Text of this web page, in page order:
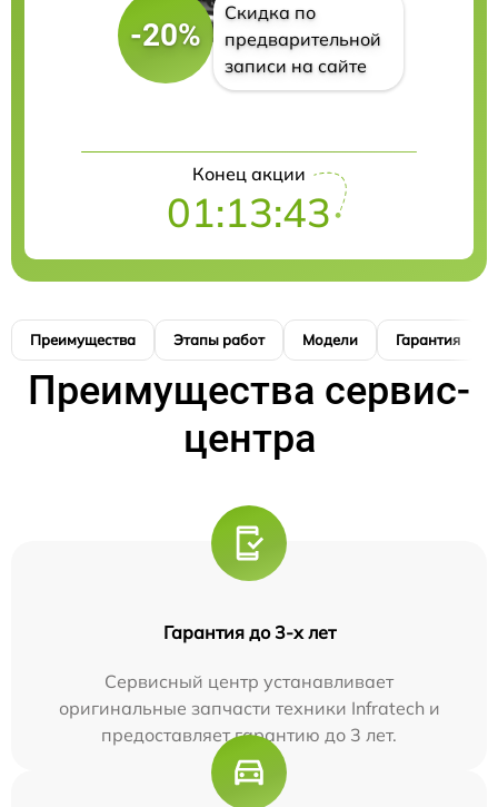
-20%
Скидка по
предварительной
записи на сайте
Конец акции
01:13:42
Преимущества Этапы работ Модели Гарантия
Преимущества сервис-
центра
Гарантия до 3-х лет
Сервисный центр устанавливает
оригинальные запчасти техники Infratech и
предоставляет гарантию до 3 лет.